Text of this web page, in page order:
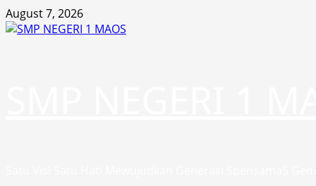
Skip
to
August 7, 2026